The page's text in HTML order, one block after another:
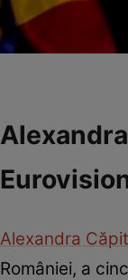
Alexandra
României, a